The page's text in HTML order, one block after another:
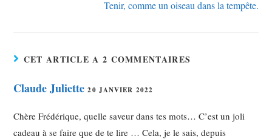
Tenir, comme un oiseau dans la tempête.
CET ARTICLE A 2 COMMENTAIRES
Claude Juliette 20 JANVIER 2022
Chère Frédérique, quelle saveur dans tes mots… C’est un joli
cadeau à se faire que de te lire … Cela, je le sais, depuis